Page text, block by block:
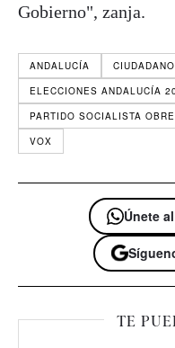
Gobierno", zanja.
ANDALUCÍA
ELECCIONES ANDALUCÍA
PARTIDO SOCIALISTA
VOX
Únete
TE